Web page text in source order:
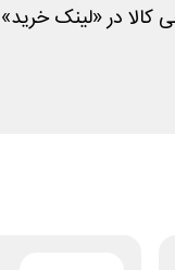
در «لینک خرید»